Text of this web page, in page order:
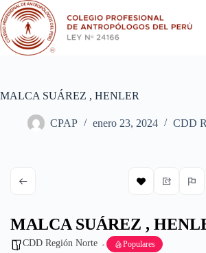
Saltar
al
contenido
MALCA SUÁREZ , HENLER
CPAP enero 23, 2024 CDD
MALCA SUÁREZ ,
CDD Región Norte Populares